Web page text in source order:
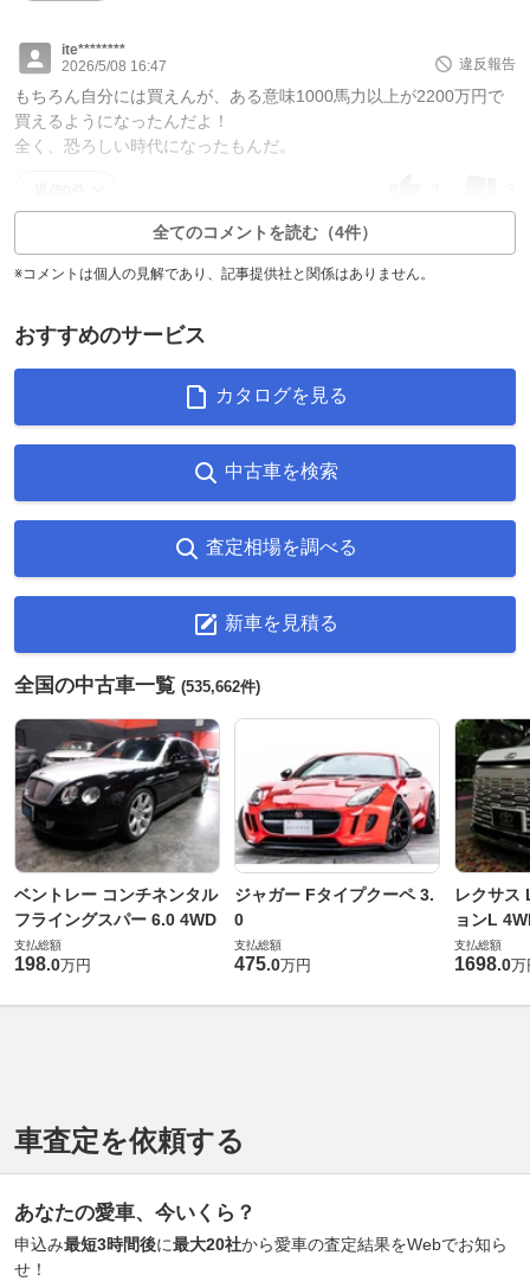
ite********
2026/5/08 16:47
違反報告
もちろん自分には買えんが、ある意味1000馬力以上が2200万円で
買えるようになったんだよ！
全く、恐ろしい時代になったもんだ。
全てのコメントを読む（4件）
※コメントは個人の見解であり、記事提供社と関係はありません。
おすすめのサービス
カタログを見る
中古車を検索
査定相場を調べる
新車を見積る
全国の中古車一覧 (535,662件)
ベントレー コンチネンタル
フライングスパー 6.0 4WD
支払総額
198.0万円
ジャガー Fタイプクーペ 3.
0
支払総額
475.0万円
レクサス
ョンL
支払総額
1698.0万
車査定を依頼する
あなたの愛車、今いくら？
申込み最短3時間後に最大20社から愛車の査定結果をWebでお知ら
せ！